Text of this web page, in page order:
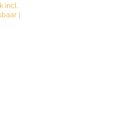
incl.
|